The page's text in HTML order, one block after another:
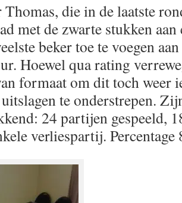
Thomas, die in de laatste
met de zwarte stukken
beker toe te voegen
Hoewel qua rating
formaat om dit toch weer
te onderstrepen.
24 partijen gespeeld,
verliespartij.